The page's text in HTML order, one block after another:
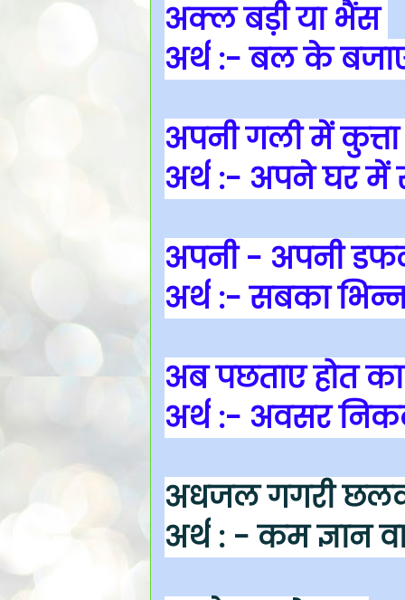
अक्ल बड़ी या भैंस
अर्थ :- बल के बजाए
अपनी गली में
अर्थ :- अपने घर में
अपनी - अपनी
अर्थ :- सबका
अब पछताए होत
अर्थ :- अवसर
अधजल गगरी
अर्थ : - कम ज्ञान